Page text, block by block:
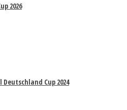
2026
Cup 2024